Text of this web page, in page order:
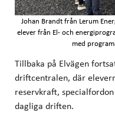
Johan Brandt från Lerum
elever från El- och
med
Tillbaka på Elvägen
driftcentralen, där
reservkraft,
dagliga driften.